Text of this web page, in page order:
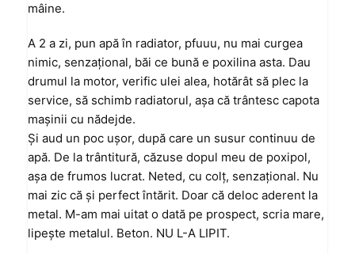
mâine.
A 2 a zi, pun apă în radiator, pfuuu, nu mai curgea
nimic, senzaţional, băi ce bună e poxilina asta. Dau
drumul la motor, verific ulei alea, hotărât să plec la
service, să schimb radiatorul, aşa că trântesc capota
maşinii cu nădejde.
Şi aud un poc uşor, după care un susur continuu de
apă. De la trântitură, căzuse dopul meu de poxipol,
aşa de frumos lucrat. Neted, cu colţ, senzaţional. Nu
mai zic că şi perfect întărit. Doar că deloc aderent la
metal. M-am mai uitat o dată pe prospect, scria mare,
lipeşte metalul. Beton. NU L-A LIPIT.